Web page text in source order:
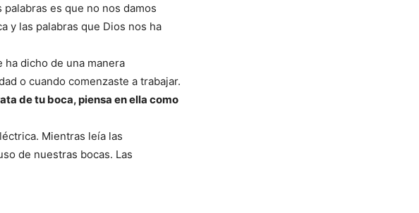
es que no nos damos
y las palabras que Dios nos ha
dicho de una manera
o cuando comenzaste a trabajar.
de tu boca, piensa en ella como
Mientras leía las
de nuestras bocas. Las